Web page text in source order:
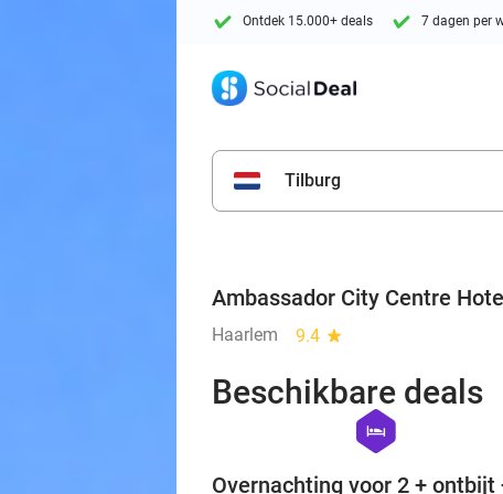
Ontdek 15.000+ deals 7 dagen per
Tilburg
Ambassador City Centre
Haarlem 9.4 star
Beschikbare deals
hexagon
hotel
Overnachting voor 2 + ontbijt